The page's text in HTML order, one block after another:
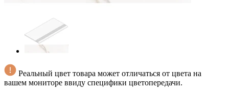
Реальный цвет товара может отличаться от цвета на
вашем мониторе ввиду специфики цветопередачи.